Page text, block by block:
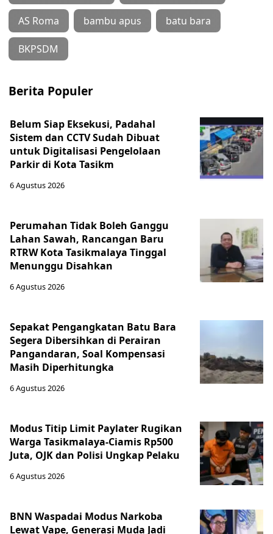
AS Roma bambu apus batu bara
BKPSDM
Berita Populer
Belum Siap Eksekusi, Padahal
Sistem dan CCTV Sudah Dibuat
untuk Digitalisasi Pengelolaan
Parkir di Kota Tasikm
6 Agustus 2026
Perumahan Tidak Boleh Ganggu
Lahan Sawah, Rancangan Baru
RTRW Kota Tasikmalaya Tinggal
Menunggu Disahkan
6 Agustus 2026
Sepakat Pengangkatan Batu Bara
Segera Dibersihkan di Perairan
Pangandaran, Soal Kompensasi
Masih Diperhitungka
6 Agustus 2026
Modus Titip Limit Paylater Rugikan
Warga Tasikmalaya-Ciamis Rp500
Juta, OJK dan Polisi Ungkap Pelaku
6 Agustus 2026
BNN Waspadai Modus Narkoba
Lewat Vape, Generasi Muda Jadi